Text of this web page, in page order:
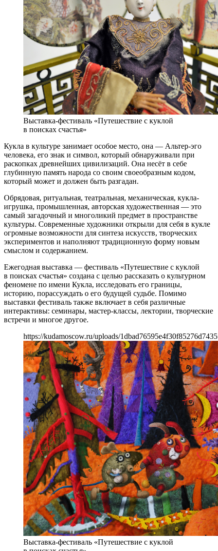
Выставка-фестиваль «Путешествие с куклой
в поисках счастья»
Кукла в культуре занимает особое место, она — Альтер-эго
человека, его знак и символ, который обнаруживали при
раскопках древнейших цивилизаций. Она несёт в себе
глубинную память народа со своим своеобразным кодом,
который может и должен быть разгадан.
Обрядовая, ритуальная, театральная, механическая, кукла-
игрушка, промышленная, авторская художественная — это
самый загадочный и многоликий предмет в пространстве
культуры. Современные художники открыли для себя в кукле
огромные возможности для синтеза искусств, творческих
экспериментов и наполняют традиционную форму новым
смыслом и содержанием.
Ежегодная выставка — фестиваль «Путешествие с куклой
в поисках счастья» создана с целью рассказать о культурном
феномене по имени Кукла, исследовать его границы,
историю, порассуждать о его будущей судьбе. Помимо
выставки фестиваль также включает в себя различные
интерактивы: семинары, мастер-классы, лектории, творческие
встречи и многое другое.
https://kudamoscow.ru/uploads/
Выставка-фестиваль «Путешествие с куклой